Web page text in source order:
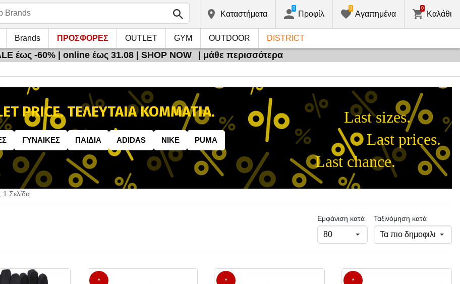
Kαταστήματα Προφίλ
0
Αγαπημένα
0
Καλάθι
0
Brands ΠΡΟΣΦΟΡΕΣ OUTLET GYM OUTDOOR DISTRICT
έως -60% | online έως 31.08 | SHOP NOW | μάθε περισσότερα
PRICE. ΤΕΛΕΥΤΑΙΑ ΚΟΜΜΑΤΙΑ.
ΓΥΝΑIΚΕΣ ΠΑΙΔΙA ADIDAS NIKE PUMA
Last sizes.
Last prices.
Last chance.
1 Σελίδα
Εμφάνιση κατά Ταξινόμηση κατά
* * *